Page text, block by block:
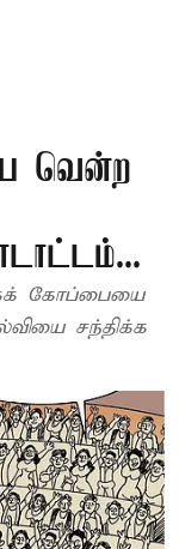
வென்ற
கோப்பையை
சந்திக்க